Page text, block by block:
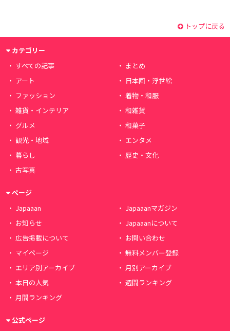
トップに戻る
カテゴリー
すべての記事
まとめ
アート
日本画・浮世絵
ファッション
着物・和服
雑貨・インテリア
和雑貨
グルメ
和菓子
観光・地域
エンタメ
暮らし
歴史・文化
古写真
ページ
Japaaan
Japaaanマガジン
お知らせ
Japaaanについて
広告掲載について
お問い合わせ
マイページ
無料メンバー登録
エリア別アーカイブ
月別アーカイブ
本日の人気
週間ランキング
月間ランキング
公式ページ